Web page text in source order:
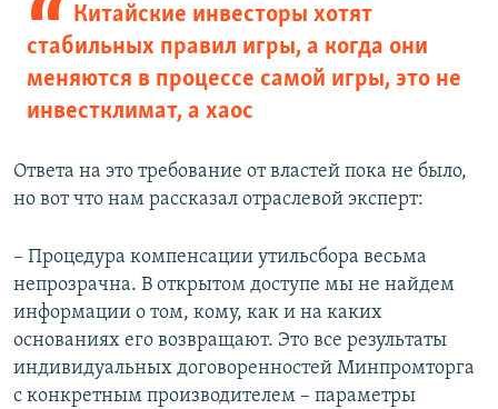
Китайские инвесторы хотят
стабильных правил игры, а когда они
меняются в процессе самой игры, это не
инвестклимат, а хаос
Ответа на это требование от властей пока не было,
но вот что нам рассказал отраслевой эксперт:
– Процедура компенсации утильсбора весьма
непрозрачна. В открытом доступе мы не найдем
информации о том, кому, как и на каких
основаниях его возвращают. Это все результаты
индивидуальных договоренностей Минпромторга
с конкретным производителем – параметры